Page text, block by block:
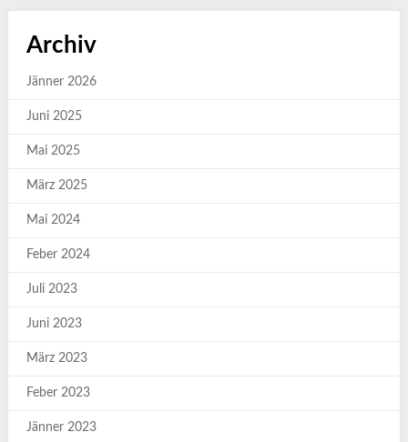
Archiv
Jänner 2026
Juni 2025
Mai 2025
März 2025
Mai 2024
Feber 2024
Juli 2023
Juni 2023
März 2023
Feber 2023
Jänner 2023